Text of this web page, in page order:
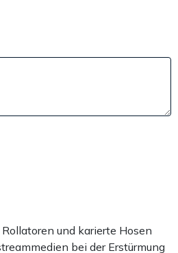
und karierte Hosen
bei der Erstürmung